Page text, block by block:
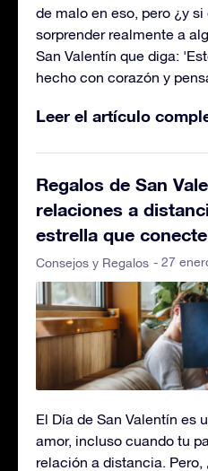
de malo en eso, pero ¿y
sorprender realmente a
San Valentín que diga:
hecho con corazón y
Leer el artículo
Regalos de San
relaciones a
estrella que
Consejos y Regalos - 27
El Día de San Valentín es
amor, incluso cuando tu
relación a distancia.